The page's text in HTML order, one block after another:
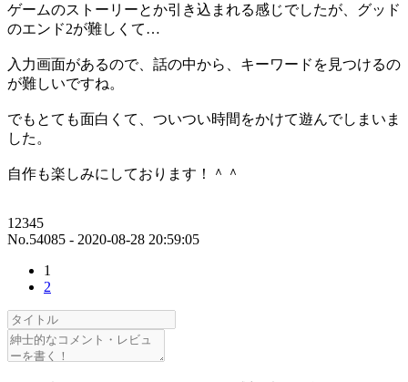
ゲームのストーリーとか引き込まれる感じでしたが、グッド
のエンド2が難しくて…
入力画面があるので、話の中から、キーワードを見つけるの
が難しいですね。
でもとても面白くて、ついつい時間をかけて遊んでしまいま
した。
自作も楽しみにしております！＾＾
12345
No.54085 - 2020-08-28 20:59:05
1
2